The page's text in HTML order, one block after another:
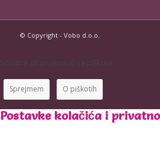
© Copyright - Vobo d.o.o.
Spletna stran uporablja piškote.
Sprejmem O piškotih
Postavke kolačića i